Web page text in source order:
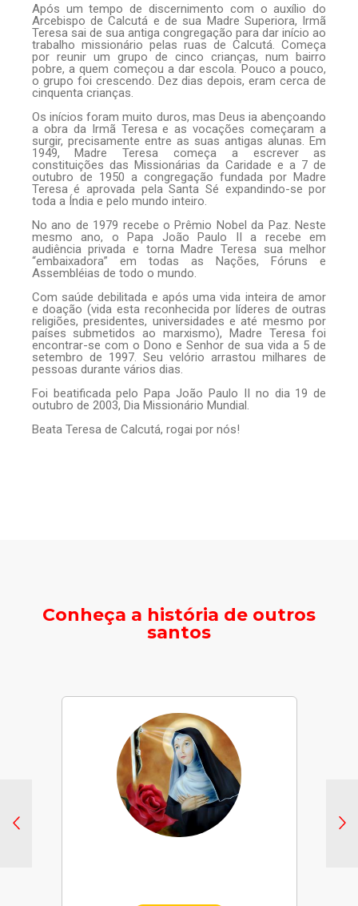
Após um tempo de discernimento com o auxílio do
Arcebispo de Calcutá e de sua Madre Superiora, Irmã
Teresa sai de sua antiga congregação para dar início ao
trabalho missionário pelas ruas de Calcutá. Começa
por reunir um grupo de cinco crianças, num bairro
pobre, a quem começou a dar escola. Pouco a pouco,
o grupo foi crescendo. Dez dias depois, eram cerca de
cinquenta crianças.
Os inícios foram muito duros, mas Deus ia abençoando
a obra da Irmã Teresa e as vocações começaram a
surgir, precisamente entre as suas antigas alunas. Em
1949, Madre Teresa começa a escrever as
constituições das Missionárias da Caridade e a 7 de
outubro de 1950 a congregação fundada por Madre
Teresa é aprovada pela Santa Sé expandindo-se por
toda a Índia e pelo mundo inteiro.
No ano de 1979 recebe o Prêmio Nobel da Paz. Neste
mesmo ano, o Papa João Paulo II a recebe em
audiência privada e torna Madre Teresa sua melhor
“embaixadora” em todas as Nações, Fóruns e
Assembléias de todo o mundo.
Com saúde debilitada e após uma vida inteira de amor
e doação (vida esta reconhecida por líderes de outras
religiões, presidentes, universidades e até mesmo por
países submetidos ao marxismo), Madre Teresa foi
encontrar-se com o Dono e Senhor de sua vida a 5 de
setembro de 1997. Seu velório arrastou milhares de
pessoas durante vários dias.
Foi beatificada pelo Papa João Paulo II no dia 19 de
outubro de 2003, Dia Missionário Mundial.
Beata Teresa de Calcutá, rogai por nós!
Conheça a história de outros
santos